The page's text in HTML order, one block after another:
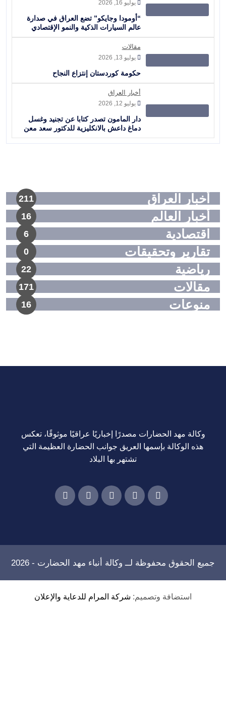
يوليو 16, 2026
“أومودا وجايكو” تضع العراق في صدارة
عالم السيارات الذكية والنمو الإقتصادي
مقالات
يوليو 13, 2026
حكومة كوردستان إنتزاع النجاح
أخبار العراق
يوليو 12, 2026
دار المامون تصدر كتابا عن تجنيد وغسل
دماغ داعش بالانكليزية للدكتور سعد معن
أخبار العراق 211
أخبار العالم 16
اقتصادية 6
تقارير وتحقيقات 0
رياضية 22
مقالات 171
منوعات 16
وكالة مهد الحضارات مصدرًا إخباريًا عراقيًا موثوقًا، تعكس
هذه الوكالة بإسمها العريق جوانب الحضارة العظيمة التي
تشتهر بها البلاد
جميع الحقوق محفوظة لــ وكالة أنباء مهد الحضارت - 2026
استضافة وتصميم: شركة المرام للدعاية والإعلان